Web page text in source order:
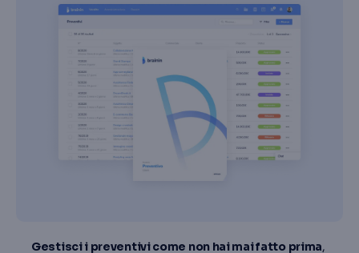
Gestisci i preventivi come non hai mai fatto prima,